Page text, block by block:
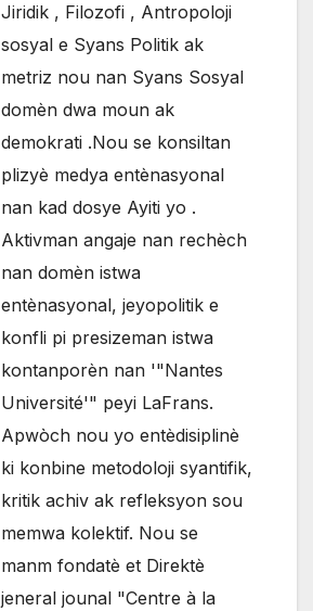
Jiridik , Filozofi , Antropoloji
sosyal e Syans Politik ak
metriz nou nan Syans Sosyal
domèn dwa moun ak
demokrati .Nou se konsiltan
plizyè medya entènasyonal
nan kad dosye Ayiti yo .
Aktivman angaje nan rechèch
nan domèn istwa
entènasyonal, jeyopolitik e
konfli pi presizeman istwa
kontanporèn nan '"Nantes
Université'" peyi LaFrans.
Apwòch nou yo entèdisiplinè
ki konbine metodoloji syantifik,
kritik achiv ak refleksyon sou
memwa kolektif. Nou se
manm fondatè et Direktè
jeneral jounal "Centre à la